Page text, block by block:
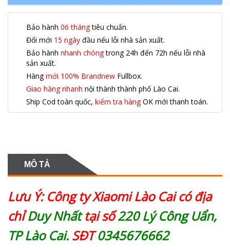
Bảo hành 06 thángtiêu chuẩn.
Đổi mới 15 ngày đầu nếu lỗi nhà sản xuất.
Bảo hành nhanh chóngtrong 24h đến 72h nếu lỗi nhà
sản xuất.
Hàngmới 100% Brandnew Fullbox.
Giao hàng nhanh nội thành thành phố Lào Cai.
Ship Cod toàn quốc, kiểm tra hàngOK mới thanh toán.
MÔ TẢ
Lưu Ý: Công ty Xiaomi Lào Cai có địa
chỉDuy Nhấttại số220 Lý Công Uẩn,
TP Lào Cai. SĐT0345676662